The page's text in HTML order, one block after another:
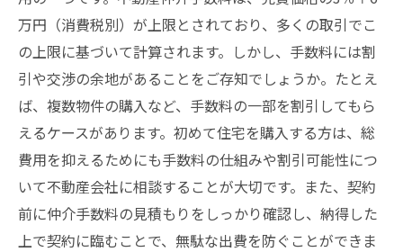
万円（消費税別）が上限とされており、多くの取引でこ
の上限に基づいて計算されます。しかし、手数料には割
引や交渉の余地があることをご存知でしょうか。たとえ
ば、複数物件の購入など、手数料の一部を割引してもら
えるケースがあります。初めて住宅を購入する方は、総
費用を抑えるためにも手数料の仕組みや割引可能性につ
いて不動産会社に相談することが大切です。また、契約
前に仲介手数料の見積もりをしっかり確認し、納得した
上で契約に臨むことで、無駄な出費を防ぐことができま